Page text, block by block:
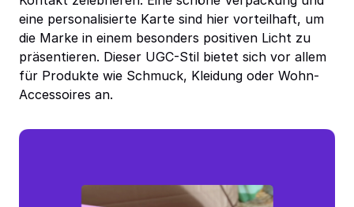
eine personalisierte Karte sind hier vorteilhaft, um
die Marke in einem besonders positiven Licht zu
präsentieren. Dieser UGC-Stil bietet sich vor allem
für Produkte wie Schmuck, Kleidung oder Wohn-
Accessoires an.